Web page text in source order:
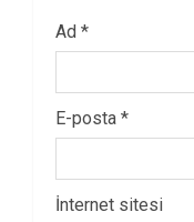
Ad *
E-posta *
İnternet sitesi